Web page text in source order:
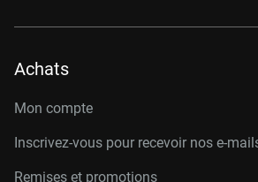
Achats
Mon compte
Inscrivez-vous pour recevoir nos e-
Remises et promotions